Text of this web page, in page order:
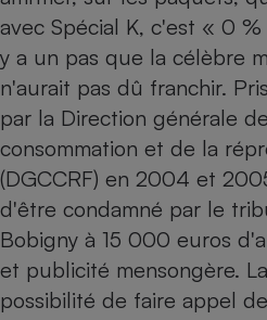
avec Spécial K, c'est « 0
y a un pas que la célèbre
n'aurait pas dû franchir.
par la Direction générale
consommation et de la
(DGCCRF) en 2004 et
d'être condamné par le
Bobigny à 15 000 euros
et publicité mensongère.
possibilité de faire appel